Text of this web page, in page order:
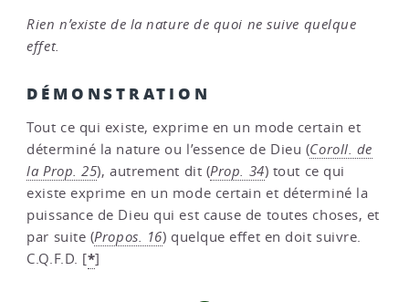
Rien n’existe de la nature de quoi ne suive quelque
effet.
DÉMONSTRATION
Tout ce qui existe, exprime en un mode certain et
déterminé la nature ou l’essence de Dieu (Coroll. de
la Prop. 25), autrement dit (Prop. 34) tout ce qui
existe exprime en un mode certain et déterminé la
puissance de Dieu qui est cause de toutes choses, et
par suite (Propos. 16) quelque effet en doit suivre.
C.Q.F.D. [*]